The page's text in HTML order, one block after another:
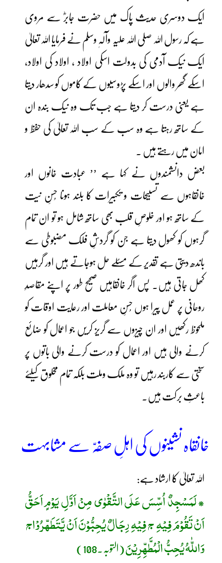
ایک دوسری حدیث پاک میں حضرت جابرؓ سے مروی
ہے کہ رسول اللہ صلی اللہ علیہ وآلہٖ وسلم نے فرمایا اللہ تعالیٰ
ایک نیک آدمی کی بدولت اسکی اولاد ، اولاد کی اولاد،
اسکے گھر والوں اور اسکے پڑوسیوں کے کاموں کو سدھار دیتا
ہے یعنی درست کر دیتا ہے جب تک وہ نیک بندہ ان
کے ساتھ رہتا ہے وہ سب کے سب اللہ تعالیٰ کی حفظ و
امان میں رہتے ہیں ۔
بعض دانشمندوں نے کہا ہے ’’ عبادت خانوں اور
خانقاہوں سے تسبیحات و تکبیرات کا بلند ہونا حُسنِ نیت
کے ساتھ ہو اور خلوصِ قلب بھی ساتھ شامل ہو تو ان تمام
گِرہوں کو کھول دیتا ہے جن کو گردشِ فلک مضبوطی سے
باندھ دیتی ہے تقدیر کے مسئلے حل ہوجاتے ہیں اور گرہیں
کھل جاتی ہیں۔ پس اگر خانقاہیں صحیح طور پر اپنے مقاصدِ
روحانی پر عمل پیرا ہوں حُسنِ معاملت اور رعایت اوقات کو
ملحوظ رکھیں اور ان چیزوں سے گریز کریں جو اعمال کو ضائع
کرنے والی ہیں اور اعمال کو درست کرنے والی باتوں پر
سختی سے کاربند رہیں تو وہ ملک وملت بلکہ تمام مخلوق کیلئے
باعثِ برکت ہیں۔
خانقاہ نشینوں کی اہلِ صفہّ سے مشابہت
اللہ تعالیٰ کا ارشاد ہے:
*لَمَسْجِدٌ اُسِّسَ عَلَی التَّقْوٰی مِنْ اَوَّلِ یَوْمٍ اَحَقُّ
اَنْ تَقُوْمَ فِیْہِج فِیْہِ رِجَالٌ یُحِبُّوْنَ اَنْ یَّتَطَھّرُوْاج
وَاللّٰہُ یُحِبُّ الْمُطَّھِّرِیْنَ (التوبہ۔108)